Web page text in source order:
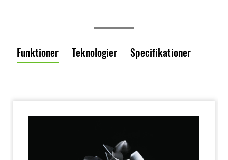
Funktioner Teknologier Specifikationer